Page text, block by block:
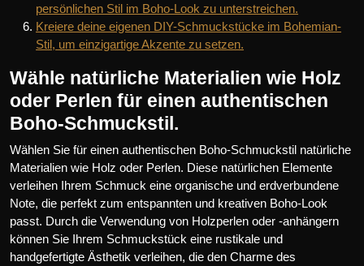
persönlichen Stil im Boho-Look zu unterstreichen.
Kreiere deine eigenen DIY-Schmuckstücke im Bohemian-
Stil, um einzigartige Akzente zu setzen.
Wähle natürliche Materialien wie Holz
oder Perlen für einen authentischen
Boho-Schmuckstil.
Wählen Sie für einen authentischen Boho-Schmuckstil natürliche
Materialien wie Holz oder Perlen. Diese natürlichen Elemente
verleihen Ihrem Schmuck eine organische und erdverbundene
Note, die perfekt zum entspannten und kreativen Boho-Look
passt. Durch die Verwendung von Holzperlen oder -anhängern
können Sie Ihrem Schmuckstück eine rustikale und
handgefertigte Ästhetik verleihen, die den Charme des